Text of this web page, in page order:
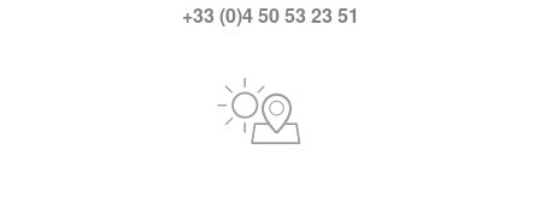
+33 (0)4 50 53 23 51